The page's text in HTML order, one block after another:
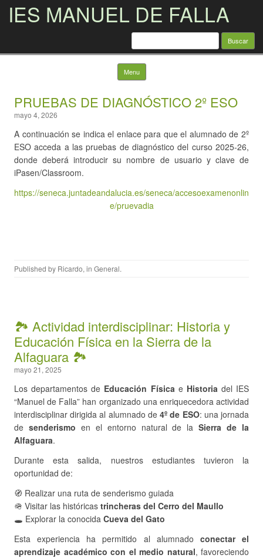
IES MANUEL DE FALLA
Buscar:
Menu Skip to content
PRUEBAS DE DIAGNÓSTICO 2º ESO
mayo 4, 2026
A continuación se indica el enlace para que el alumnado de 2º
ESO acceda a las pruebas de diagnóstico del curso 2025-26,
donde deberá introducir su nombre de usuario y clave de
iPasen/Classroom.
https://seneca.juntadeandalucia.es/seneca/accesoexamenonlin
e/pruevadia
Published by Ricardo, in General.
🏞️ Actividad interdisciplinar: Historia y
Educación Física en la Sierra de la
Alfaguara 🏞️
mayo 21, 2025
Los departamentos de Educación Físicae Historiadel IES
“Manuel de Falla” han organizado una enriquecedora actividad
interdisciplinar dirigida al alumnado de4º de ESO: una jornada
de senderismo en el entorno natural de laSierra de la
Alfaguara.
Durante esta salida, nuestros estudiantes tuvieron la
oportunidad de:
🧭 Realizar una ruta de senderismo guiada
🪖 Visitar las históricas trincheras del Cerro del Maullo
🕳️ Explorar la conocida Cueva del Gato
Esta experiencia ha permitido al alumnado conectar el
aprendizaje académico con el medio natural, favoreciendo